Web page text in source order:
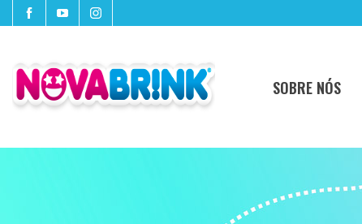
SOBRE NÓS